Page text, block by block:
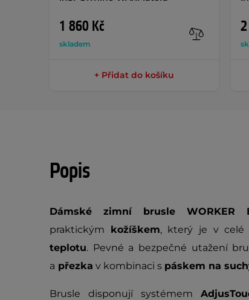
1 860 Kč
skladem
+ Přidat do košíku
Popis
Dámské zimní brusle WORKER
praktickým kožíškem, který je v celé
teplotu. Pevné a bezpečné utažení
a přezka v kombinaci s páskem na
Brusle disponují systémem